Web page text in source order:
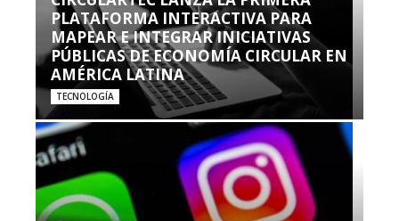
PLATAFORMA INTERACTIVA PARA
MAPEAR E INTEGRAR INICIATIVAS
PÚBLICAS DE ECONOMÍA CIRCULAR EN
AMÉRICA LATINA
TECNOLOGÍA